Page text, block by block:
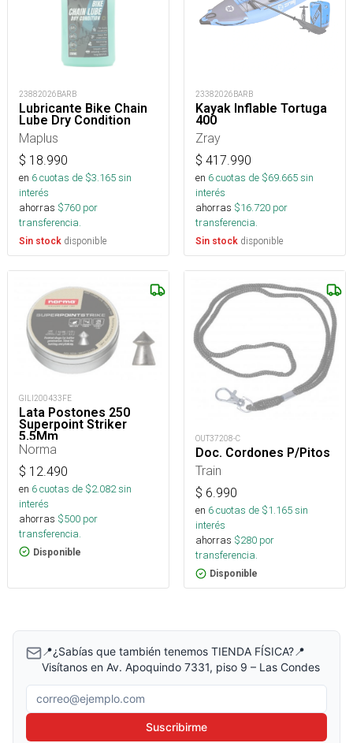
23882026BARB
Lubricante Bike Chain
Lube Dry Condition
Maplus
$ 18.990
en 6cuotas de $3.165sin
interés
ahorras $760 por
transferencia.
Sin stock disponible
23382026BARB
Kayak Inflable Tortuga
400
Zray
$ 417.990
en 6cuotas de $69.665sin
interés
ahorras $16.720 por
transferencia.
Sin stock disponible
GILI200433FE
Lata Postones 250
Superpoint Striker
5,5Mm
Norma
$ 12.490
en 6cuotas de $2.082sin
interés
ahorras $500 por
transferencia.
Disponible
OUT37208-C
Doc. Cordones P/Pitos
Train
$ 6.990
en 6cuotas de $1.165sin
interés
ahorras $280 por
transferencia.
Disponible
📍¿Sabías que también tenemos TIENDA FÍSICA?📍
Visítanos en Av. Apoquindo 7331, piso 9 – Las Condes
Correo electrónico
Suscribirme